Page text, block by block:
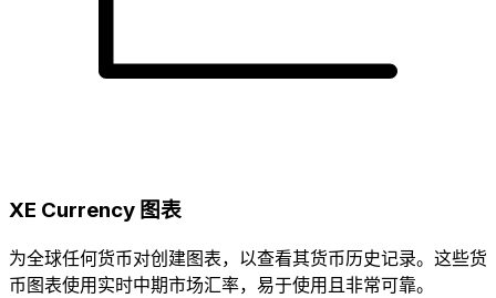
XE Currency 图表
为全球任何货币对创建图表，以查看其货币历史记录。这些货
币图表使用实时中期市场汇率，易于使用且非常可靠。